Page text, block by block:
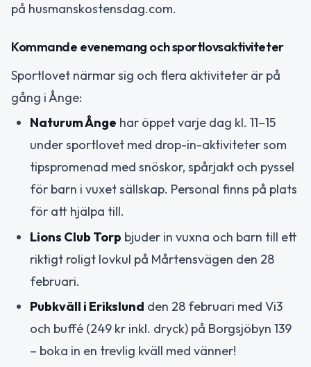
på husmanskostensdag.com.
Kommande evenemang och sportlovsaktiviteter
Sportlovet närmar sig och flera aktiviteter är på
gång i Ånge:
Naturum Ånge har öppet varje dag kl. 11–15
under sportlovet med drop-in-aktiviteter som
tipspromenad med snöskor, spårjakt och pyssel
för barn i vuxet sällskap. Personal finns på plats
för att hjälpa till.
Lions Club Torp bjuder in vuxna och barn till ett
riktigt roligt lovkul på Mårtensvägen den 28
februari.
Pubkväll i Erikslund den 28 februari med Vi3
och buffé (249 kr inkl. dryck) på Borgsjöbyn 139
– boka in en trevlig kväll med vänner!